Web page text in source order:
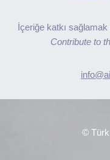
İçeriğe katkı
Contribute to
© Türk